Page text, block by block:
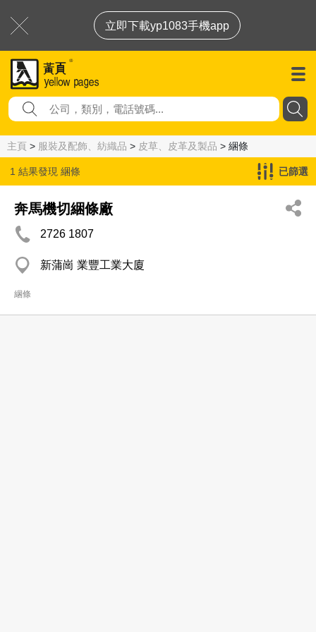
立即下載yp1083手機app
主頁 > 服裝及配飾、紡織品 > 皮草、皮革及製品 > 綑條
1 結果發現 綑條 已篩選
奔馬機切綑條廠
2726 1807
新蒲崗 業豐工業大廈
綑條